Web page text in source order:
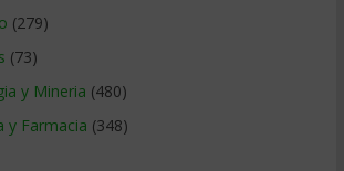
(279)
(73)
y Mineria (480)
y Farmacia (348)